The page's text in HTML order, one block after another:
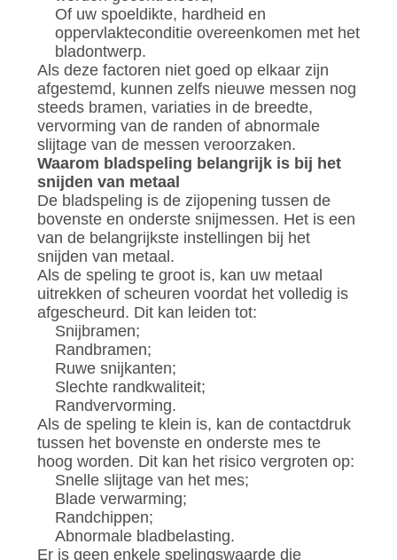
Of uw spoeldikte, hardheid en
oppervlakteconditie overeenkomen met het
bladontwerp.
Als deze factoren niet goed op elkaar zijn
afgestemd, kunnen zelfs nieuwe messen nog
steeds bramen, variaties in de breedte,
vervorming van de randen of abnormale
slijtage van de messen veroorzaken.
Waarom bladspeling belangrijk is bij het
snijden van metaal
De bladspeling is de zijopening tussen de
bovenste en onderste snijmessen. Het is een
van de belangrijkste instellingen bij het
snijden van metaal.
Als de speling te groot is, kan uw metaal
uitrekken of scheuren voordat het volledig is
afgescheurd. Dit kan leiden tot:
Snijbramen;
Randbramen;
Ruwe snijkanten;
Slechte randkwaliteit;
Randvervorming.
Als de speling te klein is, kan de contactdruk
tussen het bovenste en onderste mes te
hoog worden. Dit kan het risico vergroten op:
Snelle slijtage van het mes;
Blade verwarming;
Randchippen;
Abnormale bladbelasting.
Er is geen enkele spelingswaarde die